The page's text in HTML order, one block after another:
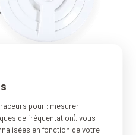
pourpour : mesurer
de fréquentation), vous
en fonction de votre